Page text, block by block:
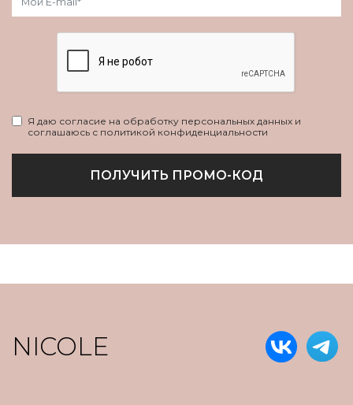
Я даю согласие на обработку персональных данных и
соглашаюсь с политикой конфиденциальности
ПОЛУЧИТЬ ПРОМО-КОД
NICOLE